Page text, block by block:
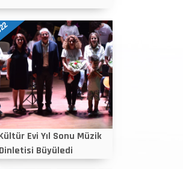
Evi Yıl Sonu Müzik
Dinletisi Büyüledi